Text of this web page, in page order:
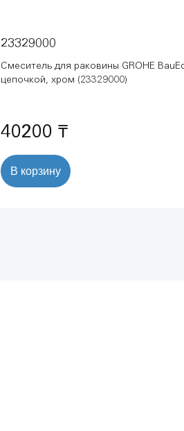
23329000
Смеситель для раковины GROHE
цепочкой, хром (23329000)
40200 ₸
В корзину